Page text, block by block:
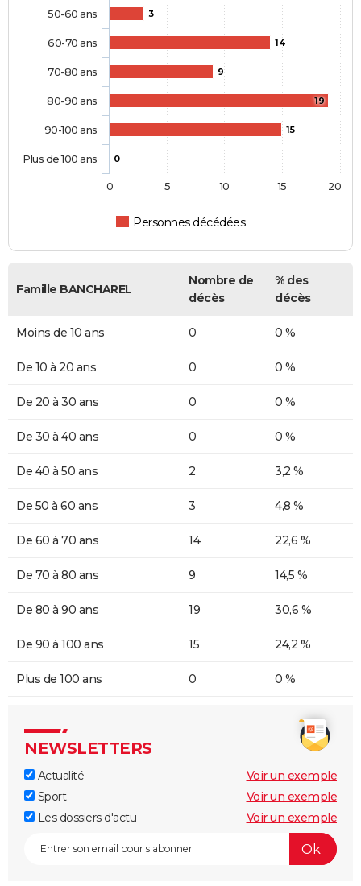
3
14
9
19
15
0
Personnes décédées
50-60 ans
60-70 ans
70-80 ans
80-90 ans
90-100 ans
Plus de 100 ans
0 5 10 15 20
Famille BANCHAREL
Nombre de
décès
% des
décès
Moins de 10 ans 0 0 %
De 10 à 20 ans 0 0 %
De 20 à 30 ans 0 0 %
De 30 à 40 ans 0 0 %
De 40 à 50 ans 2 3,2 %
De 50 à 60 ans 3 4,8 %
De 60 à 70 ans 14 22,6 %
De 70 à 80 ans 9 14,5 %
De 80 à 90 ans 19 30,6 %
De 90 à 100 ans 15 24,2 %
Plus de 100 ans 0 0 %
NEWSLETTERS
Actualité
Voir un exemple
Sport
Voir un exemple
Les dossiers d'actu
Voir un exemple